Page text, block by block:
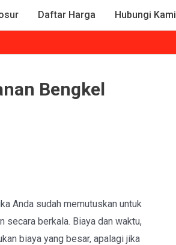
Daftar Harga Hubungi Kami
Bengkel
Anda sudah memutuskan untuk
secara berkala. Biaya dan waktu,
biaya yang besar, apalagi jika